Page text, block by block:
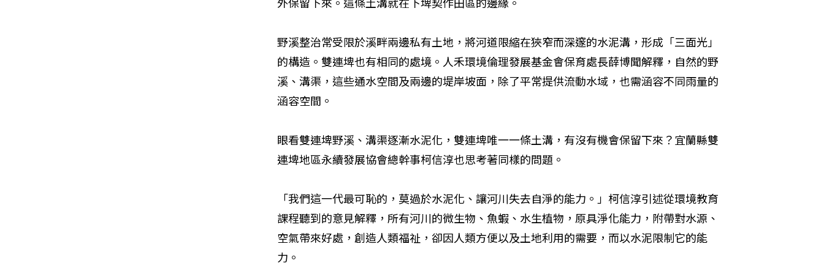
野溪整治常受限於溪畔兩邊私有土地，將河道限縮在狹窄而深邃的水泥溝，形成「三面光」
的構造。雙連埤也有相同的處境。人禾環境倫理發展基金會保育處長薛博聞解釋，自然的野
溪、溝渠，這些通水空間及兩邊的堤岸坡面，除了平常提供流動水域，也需涵容不同雨量的
涵容空間。
眼看雙連埤野溪、溝渠逐漸水泥化，雙連埤唯一一條土溝，有沒有機會保留下來？宜蘭縣雙
連埤地區永續發展協會總幹事柯信淳也思考著同樣的問題。
「我們這一代最可恥的，莫過於水泥化、讓河川失去自淨的能力。」柯信淳引述從環境教育
課程聽到的意見解釋，所有河川的微生物、魚蝦、水生植物，原具淨化能力，附帶對水源、
空氣帶來好處，創造人類福祉，卻因人類方便以及土地利用的需要，而以水泥限制它的能
力。